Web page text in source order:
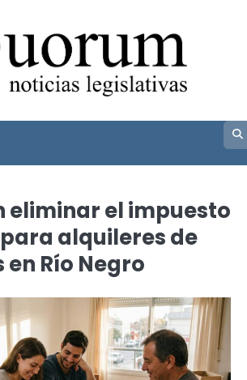
eliminar el impuesto
alquileres de
Río Negro